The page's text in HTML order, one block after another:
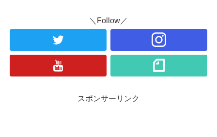
＼Follow／
スポンサーリンク